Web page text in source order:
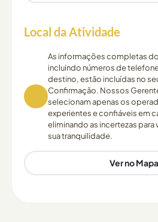
Local da Atividade
As informações completas
incluindo números de
destino, estão incluídas no
Confirmação. Nossos
selecionam apenas os
experientes e confiáveis em
eliminando as incertezas
sua tranquilidade.
Ver no Mapa